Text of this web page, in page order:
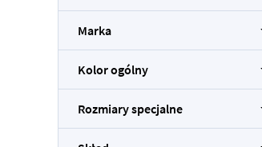
Marka
Kolor ogólny
Rozmiary specjalne